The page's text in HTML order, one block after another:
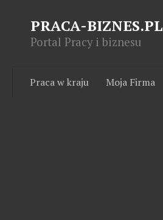
PRACA-BIZNES.PL
Portal Pracy i biznesu
Praca w kraju Moja Firma